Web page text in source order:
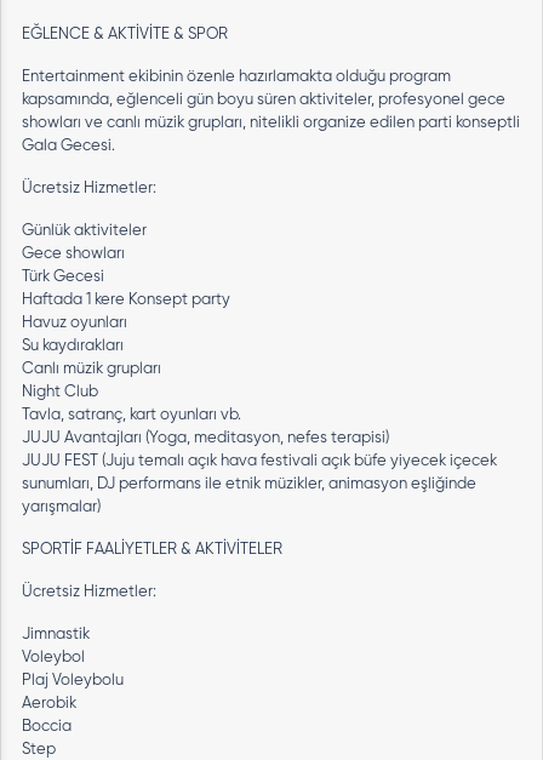
EĞLENCE & AKTİVİTE & SPOR
Entertainment ekibinin özenle hazırlamakta olduğu program
kapsamında, eğlenceli gün boyu süren aktiviteler, profesyonel gece
showları ve canlı müzik grupları, nitelikli organize edilen parti konseptli
Gala Gecesi.
Ücretsiz Hizmetler:
Günlük aktiviteler
Gece showları
Türk Gecesi
Haftada 1 kere Konsept party
Havuz oyunları
Su kaydırakları
Canlı müzik grupları
Night Club
Tavla, satranç, kart oyunları vb.
JUJU Avantajları (Yoga, meditasyon, nefes terapisi)
JUJU FEST (Juju temalı açık hava festivali açık büfe yiyecek içecek
sunumları, DJ performans ile etnik müzikler, animasyon eşliğinde
yarışmalar)
SPORTİF FAALİYETLER & AKTİVİTELER
Ücretsiz Hizmetler:
Jimnastik
Voleybol
Plaj Voleybolu
Aerobik
Boccia
Step